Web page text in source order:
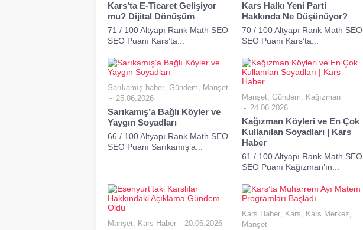
Kars’ta E-Ticaret Gelişiyor
mu? Dijital Dönüşüm
71 / 100 Altyapı Rank Math SEO
SEO Puanı Kars’ta...
Kars Halkı Yeni Parti
Hakkında Ne Düşünüyor?
70 / 100 Altyapı Rank Math SEO
SEO Puanı Kars’ta...
Sarıkamış haber, Gündem, Manşet
25.06.2026
Sarıkamış’a Bağlı Köyler ve
Yaygın Soyadları
66 / 100 Altyapı Rank Math SEO
SEO Puanı Sarıkamış’a...
Manşet, Gündem, Kağızman
24.06.2026
Kağızman Köyleri ve En Çok
Kullanılan Soyadları | Kars
Haber
61 / 100 Altyapı Rank Math SEO
SEO Puanı Kağızman’ın...
Manşet, Kars Haber 20.06.2026
Kars Haber, Kars, Kars Merkez,
Manşet